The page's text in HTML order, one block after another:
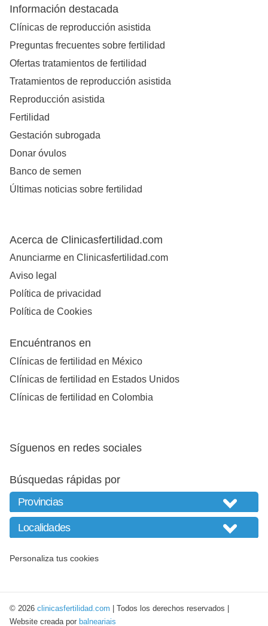
Información destacada
Clínicas de reproducción asistida
Preguntas frecuentes sobre fertilidad
Ofertas tratamientos de fertilidad
Tratamientos de reproducción asistida
Reproducción asistida
Fertilidad
Gestación subrogada
Donar óvulos
Banco de semen
Últimas noticias sobre fertilidad
Acerca de Clinicasfertilidad.com
Anunciarme en Clinicasfertilidad.com
Aviso legal
Política de privacidad
Política de Cookies
Encuéntranos en
Clínicas de fertilidad en México
Clínicas de fertilidad en Estados Unidos
Clínicas de fertilidad en Colombia
Síguenos en redes sociales
Búsquedas rápidas por
Personaliza tus cookies
© 2026 clinicasfertilidad.com | Todos los derechos reservados |
Website creada por balneariais